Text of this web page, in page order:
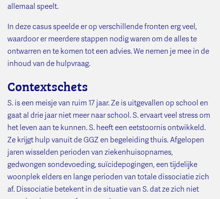
allemaal speelt.
In deze casus speelde er op verschillende fronten erg veel,
waardoor er meerdere stappen nodig waren om de alles te
ontwarren en te komen tot een advies. We nemen je mee in de
inhoud van de hulpvraag.
Contextschets
S. is een meisje van ruim 17 jaar. Ze is uitgevallen op school en
gaat al drie jaar niet meer naar school. S. ervaart veel stress om
het leven aan te kunnen. S. heeft een eetstoornis ontwikkeld.
Ze krijgt hulp vanuit de GGZ en begeleiding thuis. Afgelopen
jaren wisselden perioden van ziekenhuisopnames,
gedwongen sondevoeding, suïcidepogingen, een tijdelijke
woonplek elders en lange perioden van totale dissociatie zich
af. Dissociatie betekent in de situatie van S. dat ze zich niet